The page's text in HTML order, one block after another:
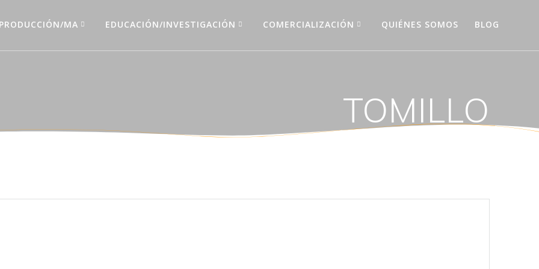
PRODUCCIÓN/MA EDUCACIÓN/INVESTIGACIÓN COMERCIALIZACIÓN QUIÉNES SOMOS BLOG
TOMILLO